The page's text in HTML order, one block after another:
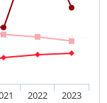
2022 2023